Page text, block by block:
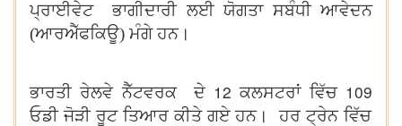
ਪ੍ਰਾਈਵੇਟ ਭਾਗੀਦਾਰੀ ਲਈ ਯੋਗਤਾ ਸਬੰਧੀ ਆਵੇਦਨ
(ਆਰਐੱਫਕਿਊ) ਮੰਗੇ ਹਨ।
ਭਾਰਤੀ ਰੇਲਵੇ ਨੈੱਟਵਰਕ ਦੇ 12 ਕਲਸਟਰਾਂ ਵਿੱਚ 109
ਓਡੀ ਜੋੜੀ ਰੂਟ ਤਿਆਰ ਕੀਤੇ ਗਏ ਹਨ। ਹਰ ਟ੍ਰੇਨ ਵਿੱਚ